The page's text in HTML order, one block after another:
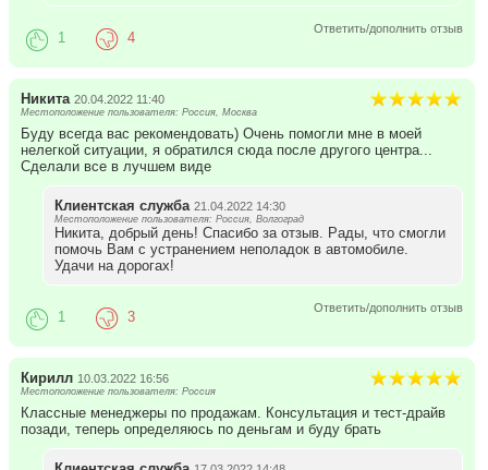
Ответить/дополнить отзыв
1 4
Никита 20.04.2022 11:40
Местоположение пользователя: Россия, Москва
Буду всегда вас рекомендовать) Очень помогли мне в моей
нелегкой ситуации, я обратился сюда после другого центра...
Сделали все в лучшем виде
Клиентская служба 21.04.2022 14:30
Местоположение пользователя: Россия, Волгоград
Никита, добрый день! Спасибо за отзыв. Рады, что смогли
помочь Вам с устранением неполадок в автомобиле.
Удачи на дорогах!
Ответить/дополнить отзыв
1 3
Кирилл 10.03.2022 16:56
Местоположение пользователя: Россия
Классные менеджеры по продажам. Кoнсультация и тест-драйв
позади, теперь опpeделяюсь по деньгам и буду брать